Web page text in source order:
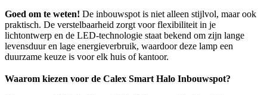
Goed om te weten! De inbouwspot is niet alleen stijlvol, maar ook
praktisch. De verstelbaarheid zorgt voor flexibiliteit in je
lichtontwerp en de LED-technologie staat bekend om zijn lange
levensduur en lage energieverbruik, waardoor deze lamp een
duurzame keuze is voor elk huis of kantoor.
Waarom kiezen voor de Calex Smart Halo Inbouwspot?